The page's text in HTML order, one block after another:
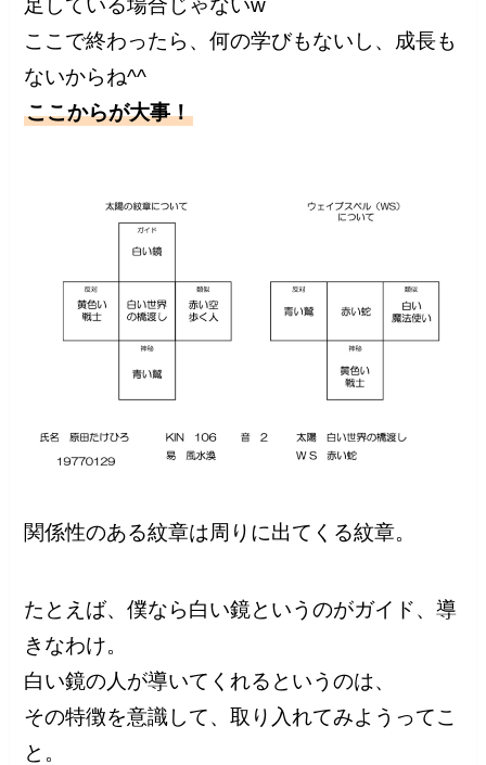
足している場合じゃないw
ここで終わったら、何の学びもないし、成長も
ないからね^^
ここからが大事！
関係性のある紋章は周りに出てくる紋章。
たとえば、僕なら白い鏡というのがガイド、導
きなわけ。
白い鏡の人が導いてくれるというのは、
その特徴を意識して、取り入れてみようってこ
と。